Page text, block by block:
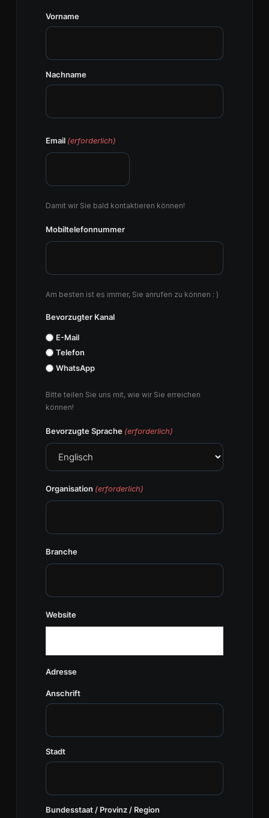
Vorname
Nachname
Email (erforderlich)
Damit wir Sie bald kontaktieren können!
Mobiltelefonnummer
Am besten ist es immer, Sie anrufen zu können : )
Bevorzugter Kanal
E-Mail
Telefon
WhatsApp
Bitte teilen Sie uns mit, wie wir Sie erreichen
können!
Bevorzugte Sprache (erforderlich)
Organisation (erforderlich)
Branche
Website
Adresse
Anschrift
Stadt
Bundesstaat / Provinz / Region